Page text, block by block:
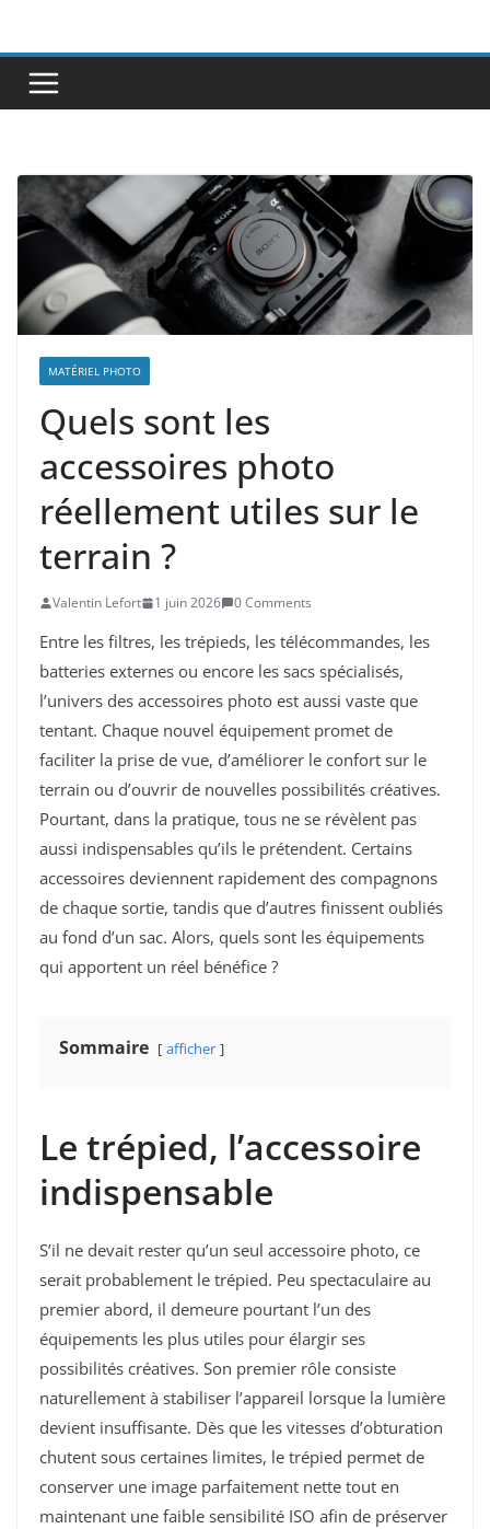
contenu
MATÉRIEL PHOTO
Quels sont les
accessoires photo
réellement utiles sur le
terrain ?
Valentin Lefort 1 juin 2026 0 Comments
Entre les filtres, les trépieds, les télécommandes, les
batteries externes ou encore les sacs spécialisés,
l’univers des accessoires photo est aussi vaste que
tentant. Chaque nouvel équipement promet de
faciliter la prise de vue, d’améliorer le confort sur le
terrain ou d’ouvrir de nouvelles possibilités créatives.
Pourtant, dans la pratique, tous ne se révèlent pas
aussi indispensables qu’ils le prétendent. Certains
accessoires deviennent rapidement des compagnons
de chaque sortie, tandis que d’autres finissent oubliés
au fond d’un sac. Alors, quels sont les équipements
qui apportent un réel bénéfice ?
Sommaire afficher
Le trépied, l’accessoire
indispensable
S’il ne devait rester qu’un seul accessoire photo, ce
serait probablement le trépied. Peu spectaculaire au
premier abord, il demeure pourtant l’un des
équipements les plus utiles pour élargir ses
possibilités créatives. Son premier rôle consiste
naturellement à stabiliser l’appareil lorsque la lumière
devient insuffisante. Dès que les vitesses d’obturation
chutent sous certaines limites, le trépied permet de
conserver une image parfaitement nette tout en
maintenant une faible sensibilité ISO afin de préserver